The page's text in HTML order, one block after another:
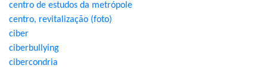
centro de estudos da metrópole
centro, revitalização (foto)
ciber
ciberbullying
cibercondria